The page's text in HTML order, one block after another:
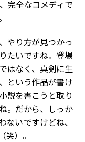
完全なコメディで
やり方が見つかっ
たいですね。登場
はなく、真剣に生
という作品が書け
説を書こうと取り
。だから、しっか
ないですけどね、
）。